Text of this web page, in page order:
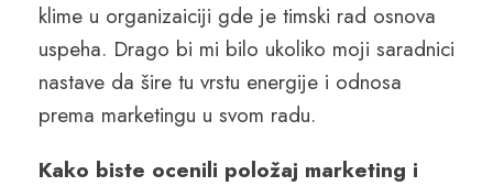
klime u organizaiciji gde je timski rad osnova
uspeha. Drago bi mi bilo ukoliko moji saradnici
nastave da šire tu vrstu energije i odnosa
prema marketingu u svom radu.
Kako biste ocenili položaj marketing i